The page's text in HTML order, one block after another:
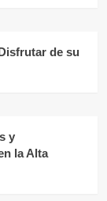
de su
y
la Alta